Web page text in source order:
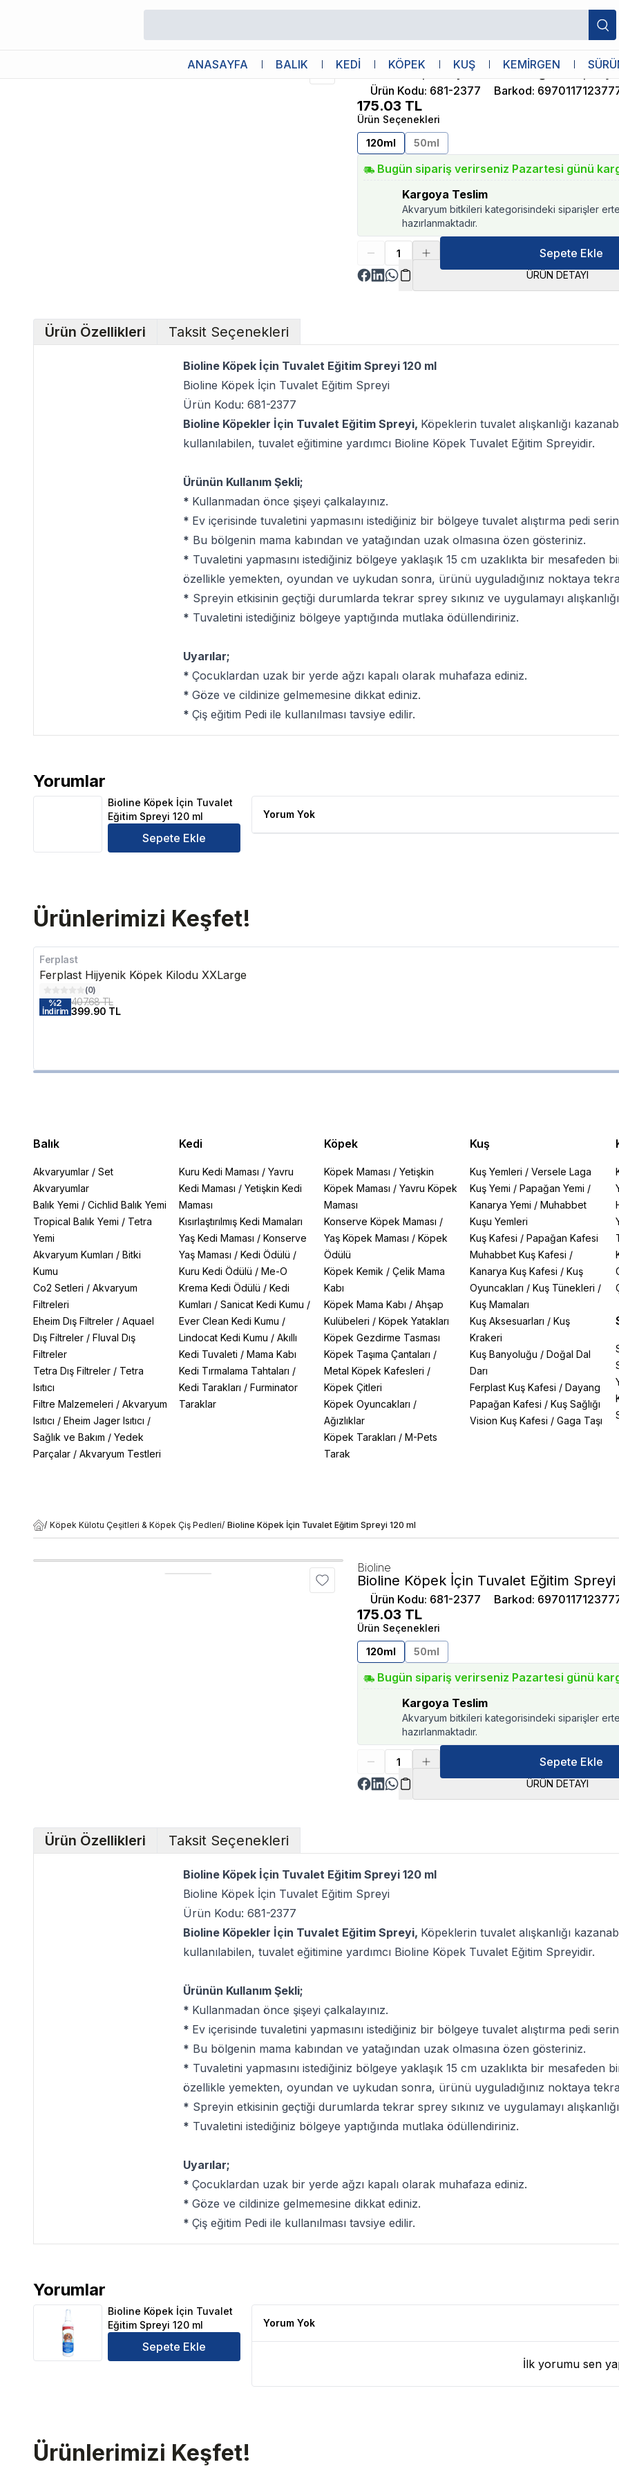
ANASAYFA BALIK KEDİ KÖPEK KUŞ KEMİRGEN
Bioline
Bioline Köpek İçin Tuvalet Eğitim Spreyi
Ürün Kodu: 681-2377 Barkod:
175.03 TL
Ürün Seçenekleri
120ml
50ml
Bugün sipariş verirseniz Pazartesi günü
Kargoya Teslim
Akvaryum bitkileri kategorisindeki siparişler
hazırlanmaktadır.
Sepete Ekle
ÜRÜN DETAYI
Ürün Özellikleri Taksit Seçenekleri
Bioline Köpek İçin Tuvalet Eğitim Spreyi 120 ml
Bioline Köpek İçin Tuvalet Eğitim Spreyi
Ürün Kodu: 681-2377
Bioline Köpekler İçin Tuvalet Eğitim Spreyi, Köpeklerin tuvalet alışkanlığı
kullanılabilen, tuvalet eğitimine yardımcı Bioline Köpek Tuvalet Eğitim Spreyidir.
Ürünün Kullanım Şekli;
* Kullanmadan önce şişeyi çalkalayınız.
* Ev içerisinde tuvaletini yapmasını istediğiniz bir bölgeye tuvalet alıştırma pedi
* Bu bölgenin mama kabından ve yatağından uzak olmasına özen gösteriniz.
* Tuvaletini yapmasını istediğiniz bölgeye yaklaşık 15 cm uzaklıkta bir mesafeden
özellikle yemekten, oyundan ve uykudan sonra, ürünü uyguladığınız noktaya
* Spreyin etkisinin geçtiği durumlarda tekrar sprey sıkınız ve uygulamayı
* Tuvaletini istediğiniz bölgeye yaptığında mutlaka ödüllendiriniz.
Uyarılar;
* Çocuklardan uzak bir yerde ağzı kapalı olarak muhafaza ediniz.
* Göze ve cildinize gelmemesine dikkat ediniz.
* Çiş eğitim Pedi ile kullanılması tavsiye edilir.
Yorumlar
Bioline Köpek İçin Tuvalet Eğitim Spreyi 120 ml Ürün Yorumları
Bioline Köpek İçin Tuvalet
Eğitim Spreyi 120 ml
Sepete Ekle
Yorum Yok
Ürünlerimizi Keşfet!
Ferplast
Ferplast Hijyenik Köpek Kilodu XXLarge
(0)
%2
İndirim
407.68 TL
399.90 TL
Balık
Akvaryumlar / Set
Akvaryumlar
Balık Yemi / Cichlid Balık Yemi
Tropical Balık Yemi / Tetra
Yemi
Akvaryum Kumları / Bitki
Kumu
Co2 Setleri / Akvaryum
Filtreleri
Eheim Dış Filtreler / Aquael
Dış Filtreler / Fluval Dış
Filtreler
Tetra Dış Filtreler / Tetra
Isıtıcı
Filtre Malzemeleri / Akvaryum
Isıtıcı / Eheim Jager Isıtıcı /
Sağlık ve Bakım / Yedek
Parçalar / Akvaryum Testleri
Kedi
Kuru Kedi Maması / Yavru
Kedi Maması / Yetişkin Kedi
Maması
Kısırlaştırılmış Kedi Mamaları
Yaş Kedi Maması / Konserve
Yaş Maması / Kedi Ödülü /
Kuru Kedi Ödülü / Me-O
Krema Kedi Ödülü / Kedi
Kumları / Sanicat Kedi Kumu /
Ever Clean Kedi Kumu /
Lindocat Kedi Kumu / Akıllı
Kedi Tuvaleti / Mama Kabı
Kedi Tırmalama Tahtaları /
Kedi Tarakları / Furminator
Taraklar
Köpek
Köpek Maması /Yetişkin
Köpek Maması /Yavru Köpek
Maması
Konserve Köpek Maması /
Yaş Köpek Maması /Köpek
Ödülü
Köpek Kemik /Çelik Mama
Kabı
Köpek Mama Kabı /Ahşap
Kulübeleri /Köpek Yatakları
Köpek Gezdirme Tasması
Köpek Taşıma Çantaları /
Metal Köpek Kafesleri /
Köpek Çitleri
Köpek Oyuncakları /
Ağızlıklar
Köpek Tarakları /M-Pets
Tarak
Kuş
Kuş Yemleri / Versele Laga
Kuş Yemi / Papağan Yemi /
Kanarya Yemi / Muhabbet
Kuşu Yemleri
Kuş Kafesi / Papağan Kafesi
Muhabbet Kuş Kafesi /
Kanarya Kuş Kafesi / Kuş
Oyuncakları / Kuş Tünekleri /
Kuş Mamaları
Kuş Aksesuarları / Kuş
Krakeri
Kuş Banyoluğu / Doğal Dal
Darı
Ferplast Kuş Kafesi / Dayang
Papağan Kafesi / Kuş Sağlığı
Vision Kuş Kafesi / Gaga Taşı
/ Köpek Külotu Çeşitleri & Köpek Çiş Pedleri/ Bioline Köpek İçin Tuvalet Eğitim Spreyi 120 ml
Bioline
Bioline Köpek İçin Tuvalet Eğitim Spreyi
Ürün Kodu: 681-2377 Barkod:
175.03 TL
Ürün Seçenekleri
120ml
50ml
Bugün sipariş verirseniz Pazartesi günü
Kargoya Teslim
Akvaryum bitkileri kategorisindeki siparişler
hazırlanmaktadır.
Sepete Ekle
ÜRÜN DETAYI
Ürün Özellikleri Taksit Seçenekleri
Bioline Köpek İçin Tuvalet Eğitim Spreyi 120 ml
Bioline Köpek İçin Tuvalet Eğitim Spreyi
Ürün Kodu: 681-2377
Bioline Köpekler İçin Tuvalet Eğitim Spreyi, Köpeklerin tuvalet alışkanlığı
kullanılabilen, tuvalet eğitimine yardımcı Bioline Köpek Tuvalet Eğitim Spreyidir.
Ürünün Kullanım Şekli;
* Kullanmadan önce şişeyi çalkalayınız.
* Ev içerisinde tuvaletini yapmasını istediğiniz bir bölgeye tuvalet alıştırma pedi
* Bu bölgenin mama kabından ve yatağından uzak olmasına özen gösteriniz.
* Tuvaletini yapmasını istediğiniz bölgeye yaklaşık 15 cm uzaklıkta bir mesafeden
özellikle yemekten, oyundan ve uykudan sonra, ürünü uyguladığınız noktaya
* Spreyin etkisinin geçtiği durumlarda tekrar sprey sıkınız ve uygulamayı
* Tuvaletini istediğiniz bölgeye yaptığında mutlaka ödüllendiriniz.
Uyarılar;
* Çocuklardan uzak bir yerde ağzı kapalı olarak muhafaza ediniz.
* Göze ve cildinize gelmemesine dikkat ediniz.
* Çiş eğitim Pedi ile kullanılması tavsiye edilir.
Yorumlar
Bioline Köpek İçin Tuvalet Eğitim Spreyi 120 ml Ürün Yorumları
Bioline Köpek İçin Tuvalet
Eğitim Spreyi 120 ml
Sepete Ekle
Yorum Yok
İlk yorumu sen
Ürünlerimizi Keşfet!